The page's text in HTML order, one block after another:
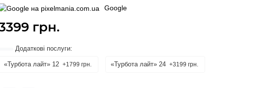
Google
грн.
Додаткові послуги:
«Турбота лайт» 12 +1799 грн. «Турбота лайт» 24 +3199 грн.